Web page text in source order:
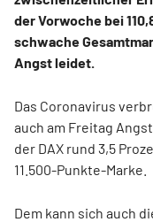
der Vorwoche bei
schwache
Angst leidet.
Das Coronavirus
auch am Freitag
der DAX rund 3,5
11.500-Punkte-Marke.
Dem kann sich auch